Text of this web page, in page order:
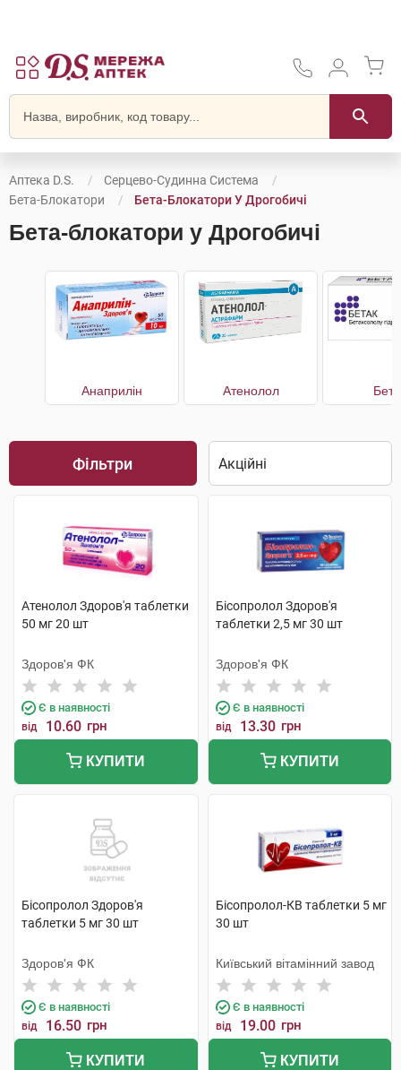
Аптека D.S.
Серцево-Судинна Система
Бета-Блокатори
Бета-Блокатори У Дрогобичі
Бета-блокатори у Дрогобичі
Анаприлін Атенолол
Фільтри
Атенолол Здоров'я таблетки
50 мг 20 шт
Здоров'я ФК
Є в наявності
від 10.60 грн
КУПИТИ
Бісопролол Здоров'я
таблетки 2,5 мг 30 шт
Здоров'я ФК
Є в наявності
від 13.30 грн
КУПИТИ
Бісопролол Здоров'я
таблетки 5 мг 30 шт
Здоров'я ФК
Є в наявності
від 16.50 грн
КУПИТИ
Бісопролол-КВ таблетки 5 мг
30 шт
Київський вітамінний завод
Є в наявності
від 19.00 грн
КУПИТИ